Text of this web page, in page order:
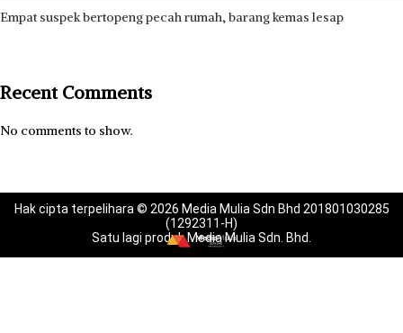
Empat suspek bertopeng pecah rumah, barang kemas lesap
Recent Comments
No comments to show.
Hak cipta terpelihara © 2026 Media Mulia Sdn Bhd 201801030285
(1292311-H)
Satu lagi produk Media Mulia Sdn. Bhd.